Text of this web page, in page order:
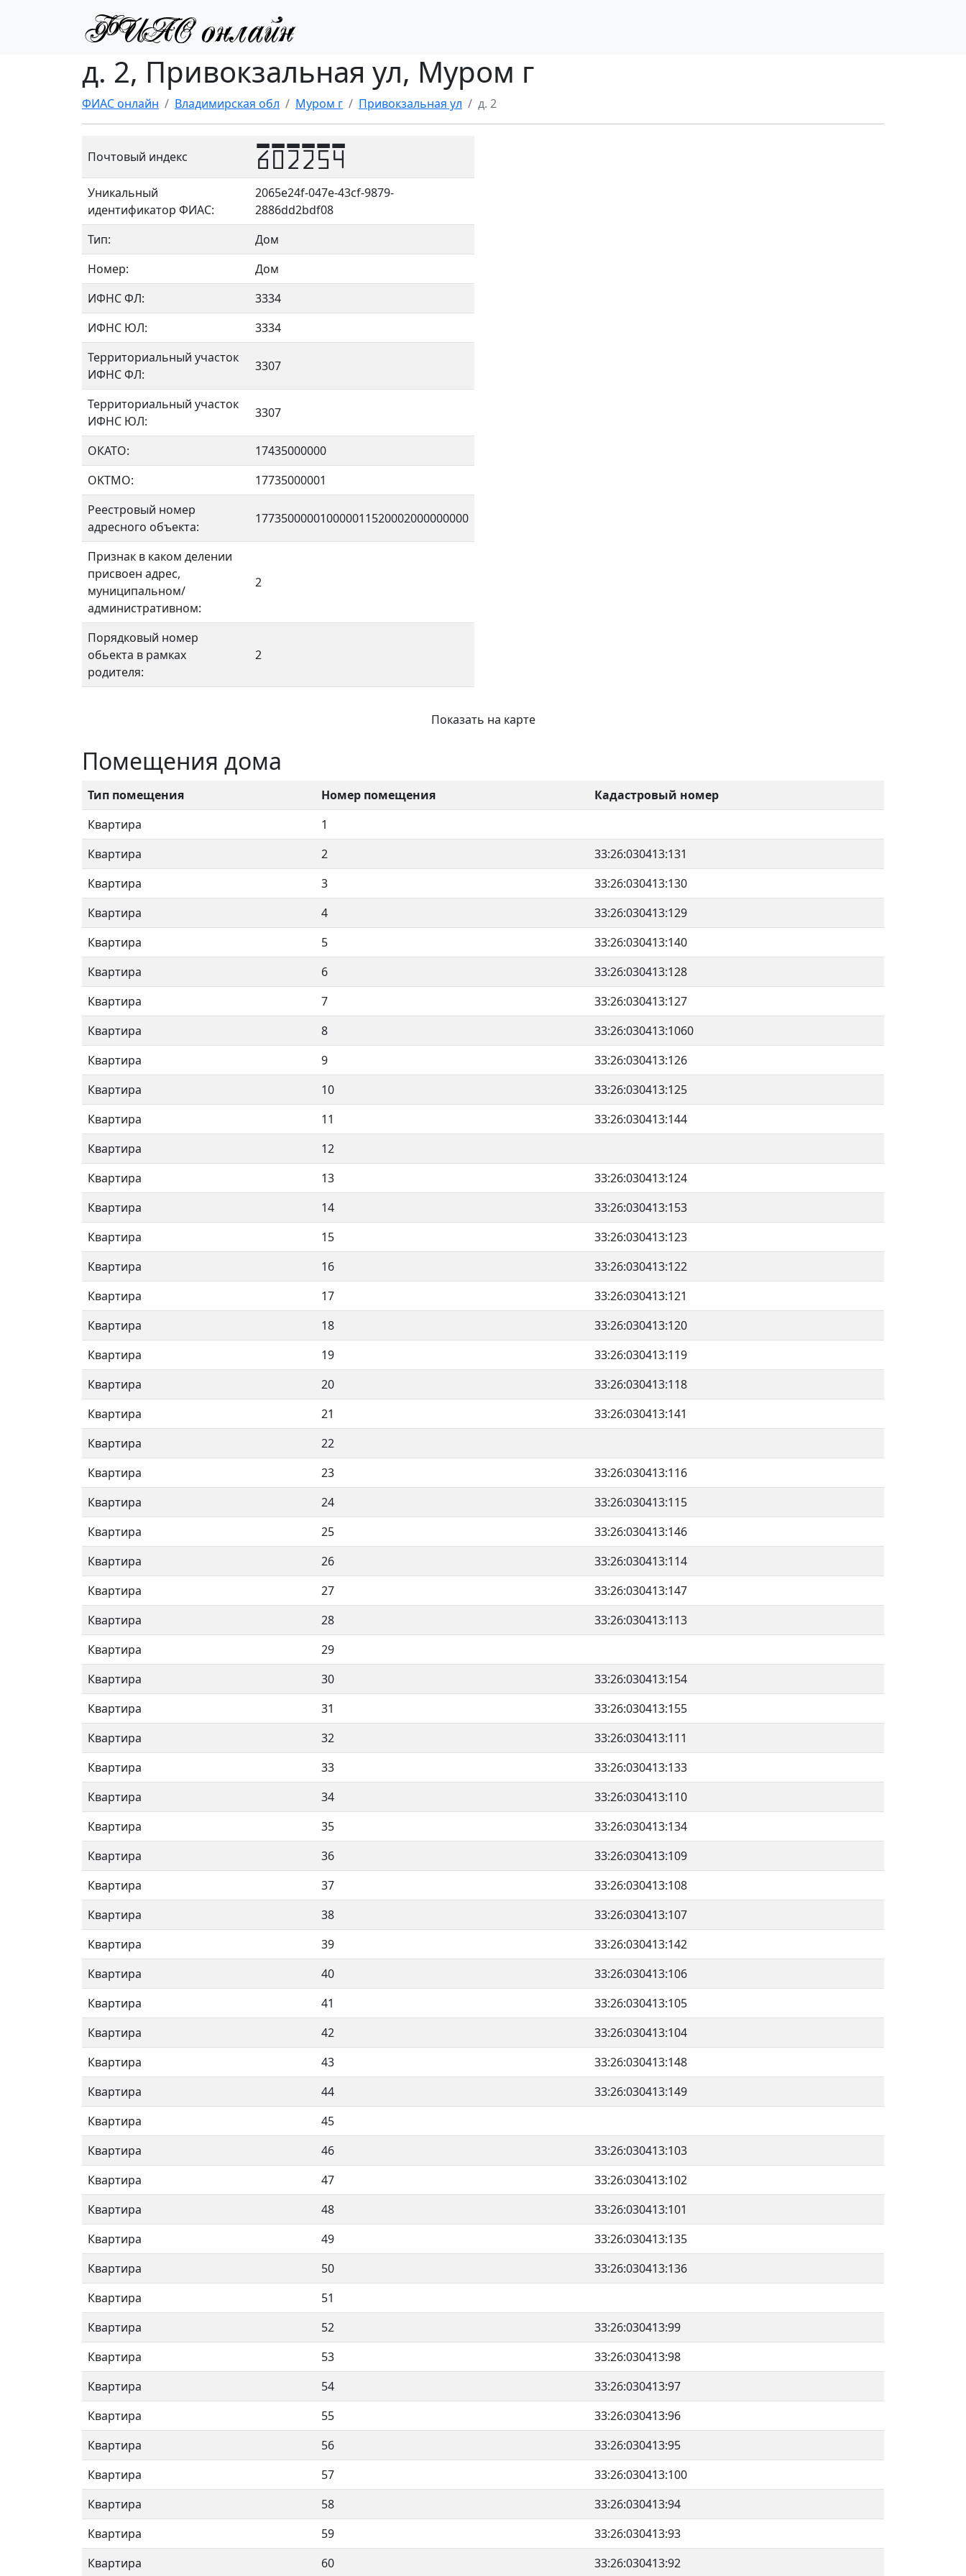
д. 2, Привокзальная ул, Муром г
ФИАС онлайн Владимирская обл Муром г Привокзальная ул д. 2
Почтовый индекс 602254
Уникальный
идентификатор ФИАС:
2065e24f-047e-43cf-9879-
2886dd2bdf08
Тип:
Дом
Номер:
Дом
ИФНС ФЛ:
3334
ИФНС ЮЛ:
3334
Территориальный участок
ИФНС ФЛ:
3307
Территориальный участок
ИФНС ЮЛ:
3307
ОКАТО:
17435000000
OKTMO:
17735000001
Реестровый номер
адресного объекта:
177350000010000011520002000000000
Признак в каком делении
присвоен адрес,
муниципальном/
административном:
2
Порядковый номер
обьекта в рамках
родителя:
2
Показать на карте
Помещения дома
Тип помещения Номер помещения
Кадастровый номер
Квартира
1
Квартира
2
33:26:030413:131
Квартира
3
33:26:030413:130
Квартира
4
33:26:030413:129
Квартира
5
33:26:030413:140
Квартира
6
33:26:030413:128
Квартира
7
33:26:030413:127
Квартира
8
33:26:030413:1060
Квартира
9
33:26:030413:126
Квартира
10
33:26:030413:125
Квартира
11
33:26:030413:144
Квартира
12
Квартира
13
33:26:030413:124
Квартира
14
33:26:030413:153
Квартира
15
33:26:030413:123
Квартира
16
33:26:030413:122
Квартира
17
33:26:030413:121
Квартира
18
33:26:030413:120
Квартира
19
33:26:030413:119
Квартира
20
33:26:030413:118
Квартира
21
33:26:030413:141
Квартира
22
Квартира
23
33:26:030413:116
Квартира
24
33:26:030413:115
Квартира
25
33:26:030413:146
Квартира
26
33:26:030413:114
Квартира
27
33:26:030413:147
Квартира
28
33:26:030413:113
Квартира
29
Квартира
30
33:26:030413:154
Квартира
31
33:26:030413:155
Квартира
32
33:26:030413:111
Квартира
33
33:26:030413:133
Квартира
34
33:26:030413:110
Квартира
35
33:26:030413:134
Квартира
36
33:26:030413:109
Квартира
37
33:26:030413:108
Квартира
38
33:26:030413:107
Квартира
39
33:26:030413:142
Квартира
40
33:26:030413:106
Квартира
41
33:26:030413:105
Квартира
42
33:26:030413:104
Квартира
43
33:26:030413:148
Квартира
44
33:26:030413:149
Квартира
45
Квартира
46
33:26:030413:103
Квартира
47
33:26:030413:102
Квартира
48
33:26:030413:101
Квартира
49
33:26:030413:135
Квартира
50
33:26:030413:136
Квартира
51
Квартира
52
33:26:030413:99
Квартира
53
33:26:030413:98
Квартира
54
33:26:030413:97
Квартира
55
33:26:030413:96
Квартира
56
33:26:030413:95
Квартира
57
33:26:030413:100
Квартира
58
33:26:030413:94
Квартира
59
33:26:030413:93
Квартира
60 33:26:030413:92